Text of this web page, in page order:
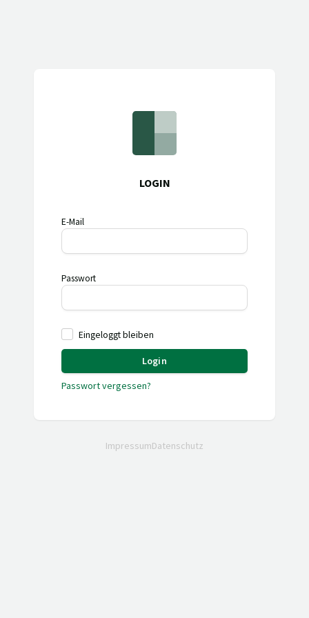
LOGIN
E-Mail
Passwort
Eingeloggt bleiben
Login
Passwort vergessen?
ImpressumDatenschutz